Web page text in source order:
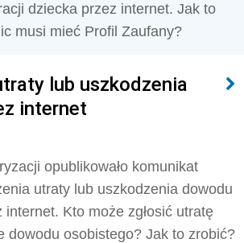
dziecka przez internet. Jak to
musi mieć Profil Zaufany?
lub uszkodzenia
internet
opublikowało komunikat
utraty lub uszkodzenia dowodu
Kto może zgłosić utratę
dowodu osobistego? Jak to zrobić?